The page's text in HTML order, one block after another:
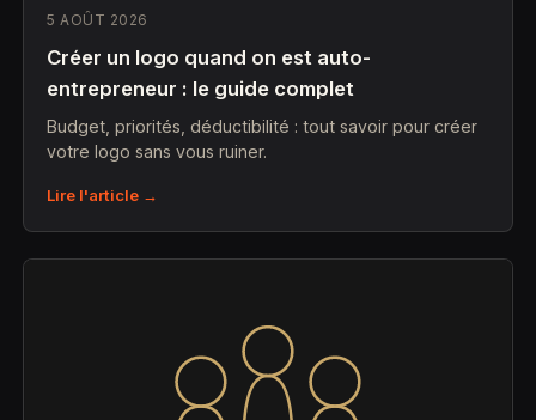
5 AOÛT 2026
Créer un logo quand on est auto-
entrepreneur : le guide complet
Budget, priorités, déductibilité : tout savoir pour créer
votre logo sans vous ruiner.
Lire l'article →